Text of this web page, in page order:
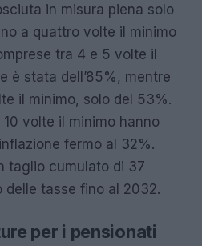
in misura piena solo
a quattro volte il minimo
tra 4 e 5 volte il
è stata dell’85%, mentre
il minimo, solo del 53%.
volte il minimo hanno
fermo al 32%.
taglio cumulato di 37
delle tasse fino al 2032.
per i pensionati